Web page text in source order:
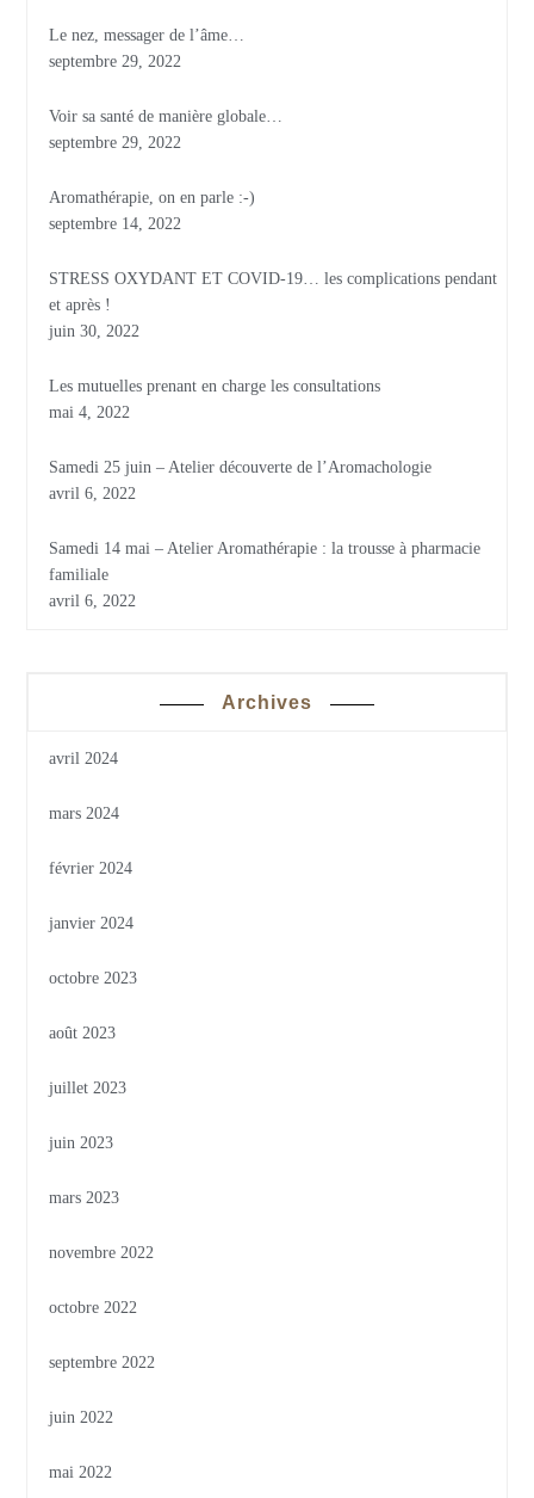
Le nez, messager de l’âme…
septembre 29, 2022
Voir sa santé de manière globale…
septembre 29, 2022
Aromathérapie, on en parle :-)
septembre 14, 2022
STRESS OXYDANT ET COVID-19… les complications pendant
et après !
juin 30, 2022
Les mutuelles prenant en charge les consultations
mai 4, 2022
Samedi 25 juin – Atelier découverte de l’Aromachologie
avril 6, 2022
Samedi 14 mai – Atelier Aromathérapie : la trousse à pharmacie
familiale
avril 6, 2022
Archives
avril 2024
mars 2024
février 2024
janvier 2024
octobre 2023
août 2023
juillet 2023
juin 2023
mars 2023
novembre 2022
octobre 2022
septembre 2022
juin 2022
mai 2022